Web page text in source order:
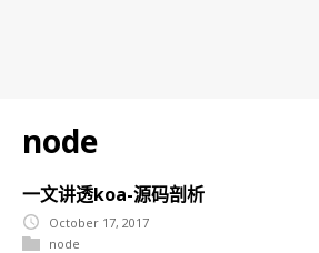
node
一文讲透koa-源码剖析
October 17, 2017
node